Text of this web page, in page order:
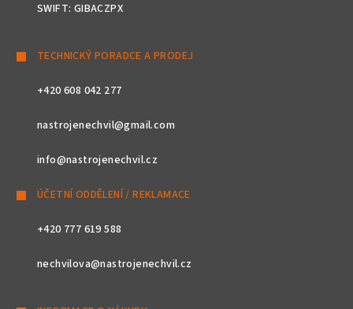
SWIFT: GIBACZPX
TECHNICKÝ PORADCE A PRODEJ
+420 608 042 277
nastrojenechvil@gmail.com
info@nastrojenechvil.cz
ÚČETNÍ ODDĚLENÍ / REKLAMACE
+420 777 619 588
nechvilova@nastrojenechvil.cz